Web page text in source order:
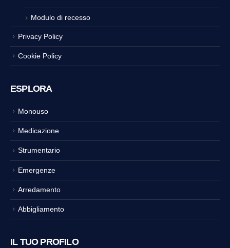
Modulo di recesso
Privacy Policy
Cookie Policy
ESPLORA
Monouso
Medicazione
Strumentario
Emergenze
Arredamento
Abbigliamento
IL TUO PROFILO